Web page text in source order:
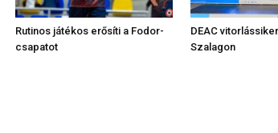
Rutinos játékos erősíti a Fodor-
csapatot
DEAC
Szalagon